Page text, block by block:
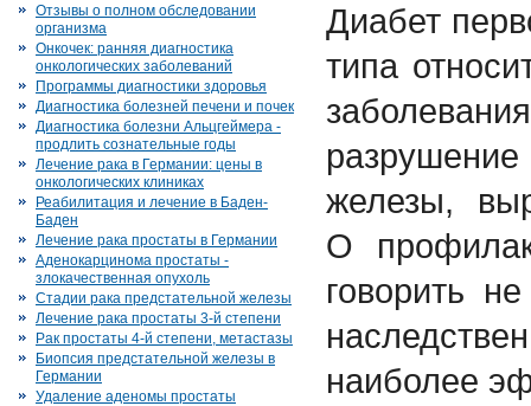
Отзывы о полном обследовании
организма
Онкочек: ранняя диагностика
онкологических заболеваний
Программы диагностики здоровья
Диагностика болезней печени и почек
Диагностика болезни Альцгеймера -
продлить сознательные годы
Лечение рака в Германии: цены в
онкологических клиниках
Реабилитация и лечение в Баден-
Баден
Лечение рака простаты в Германии
Аденокарцинома простаты -
злокачественная опухоль
Стадии рака предстательной железы
Лечение рака простаты 3-й степени
Рак простаты 4-й степени, метастазы
Биопсия предстательной железы в
Германии
Удаление аденомы простаты
Диабет
типа
железы,
О
говорить
наиболее